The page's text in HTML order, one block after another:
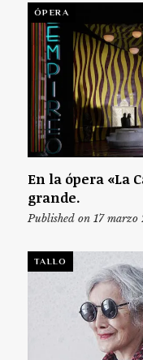
ÓPERA
En la ópera «La
grande.
Published on 17 marzo
TALLO